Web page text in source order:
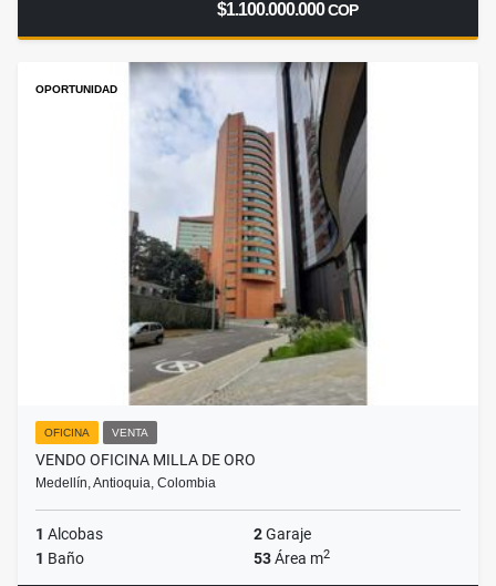
$1.100.000.000COP
OPORTUNIDAD
OFICINA VENTA
VENDO OFICINA MILLA DE ORO
Medellín, Antioquia, Colombia
1 Alcobas 2Garaje
1 Baño 53Área m2